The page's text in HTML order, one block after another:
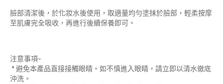
臉部清潔後，於化妝水後使用，取適量均勻塗抹於臉部，輕柔按摩
至肌膚完全吸收，再進行後續保養即可。
注意事項-
* 避免本產品直接接觸眼睛。如不慎進入眼睛，請立即以清水徹底
沖洗。